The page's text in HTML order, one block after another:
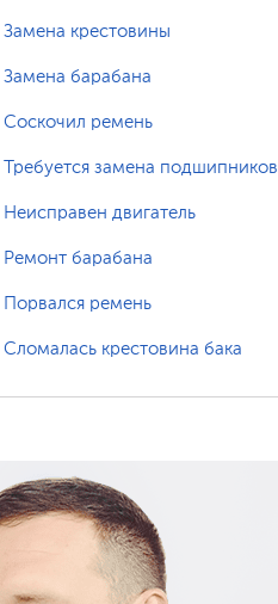
Замена крестовины
Замена барабана
Соскочил ремень
Требуется замена подшипников
Неисправен двигатель
Ремонт барабана
Порвался ремень
Сломалась крестовина бака